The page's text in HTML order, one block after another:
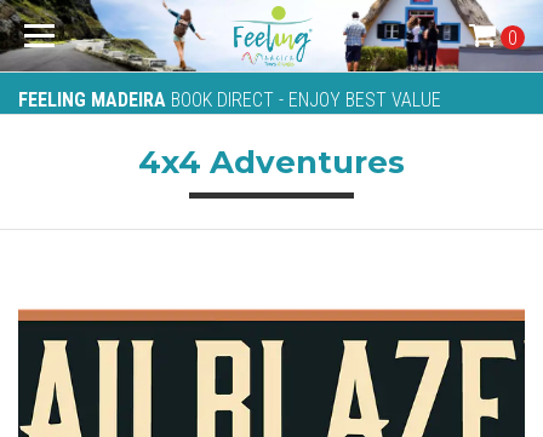
FEELING MADEIRA BOOK DIRECT - ENJOY BEST VALUE
0
4x4 Adventures